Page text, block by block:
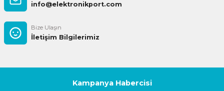
info@elektronikport.com
Bize Ulaşın
İletişim Bilgilerimiz
Kampanya Habercisi